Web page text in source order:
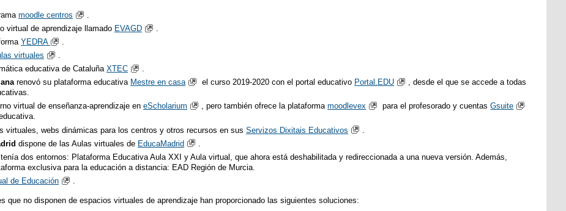
moodle centros
virtual de aprendizaje llamado EVAGD
YEDRA
.
virtuales
.
educativa de Cataluña XTEC
.
renovó su plataforma educativa Mestre en casa el curso 2019-2020 con el portal educativo Portal.EDU
, desde el que se accede a todas
virtual de enseñanza-aprendizaje en eScholarium , pero también ofrece la plataformamoodlevex para el profesorado y cuentasGsuite
virtuales, webs dinámicas para los centros y otros recursos en sus Servizos Dixitais Educativos
dispone de las Aulas virtuales de EducaMadrid
dos entornos: Plataforma Educativa Aula XXI y Aula virtual, que ahora está deshabilitada y redireccionada a una nueva versión. Además,
exclusiva para la educación a distancia: EAD Región de Murcia.
de Educación
que no disponen de espacios virtuales de aprendizaje han proporcionado las siguientes soluciones: